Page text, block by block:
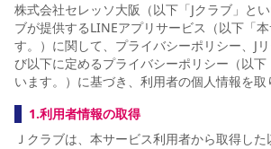
株式会社セレッソ大阪（以下「Jクラブ」と
ブが提供するLINEアプリサービス（以下「
す。）に関して、プライバシーポリシー、J
び以下に定めるプライバシーポリシー（以
います。）に基づき、利用者の個人情報を取
1.利用者情報の取得
Ｊクラブは、本サービス利用者から取得し